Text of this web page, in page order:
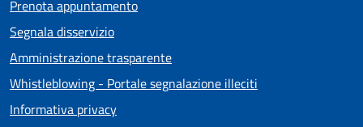
Prenota appuntamento
Segnala disservizio
Amministrazione trasparente
Whistleblowing - Portale segnalazione illeciti
Informativa privacy